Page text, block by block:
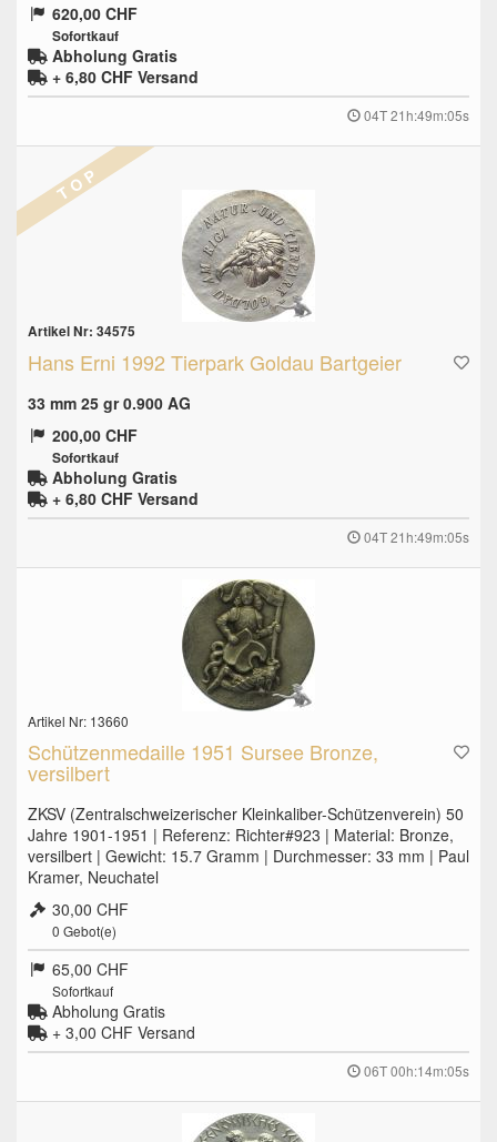
620,00 CHF
Sofortkauf
Abholung Gratis
+ 6,80 CHF Versand
04T 21h:49m:04s
T O P
Artikel Nr: 34575
Hans Erni 1992 Tierpark Goldau Bartgeier
33 mm 25 gr 0.900 AG
200,00 CHF
Sofortkauf
Abholung Gratis
+ 6,80 CHF Versand
04T 21h:49m:04s
Artikel Nr: 13660
Schützenmedaille 1951 Sursee Bronze,
versilbert
ZKSV (Zentralschweizerischer Kleinkaliber-Schützenverein) 50
Jahre 1901-1951 | Referenz: Richter#923 | Material: Bronze,
versilbert | Gewicht: 15.7 Gramm | Durchmesser: 33 mm | Paul
Kramer, Neuchatel
30,00 CHF
0 Gebot(e)
65,00 CHF
Sofortkauf
Abholung Gratis
+ 3,00 CHF Versand
06T 00h:14m:04s